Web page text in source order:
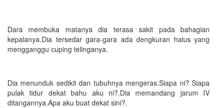
Dara membuka matanya dia terasa sakit pada bahagian
kepalanya.Dia tersedar gara-gara ada dengkuran halus yang
mengganggu cuping telinganya.
Dia menunduk sedikit dan tubuhnya mengeras.Siapa ni? Siapa
pulak tidur dekat bahu aku ni?.Dia memandang jarum IV
ditangannya.Apa aku buat dekat sini?.